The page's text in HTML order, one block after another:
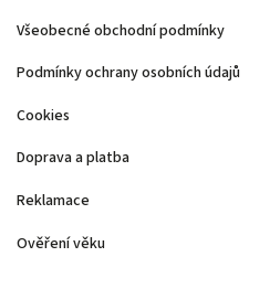
Všeobecné obchodní podmínky
Podmínky ochrany osobních údajů
Cookies
Doprava a platba
Reklamace
Ověření věku